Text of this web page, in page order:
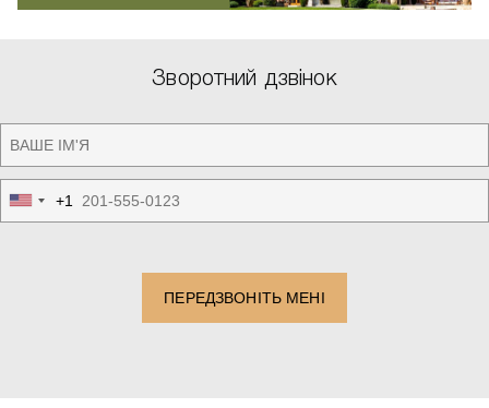
Зворотний дзвінок
United
States
+1
ПЕРЕДЗВОНІТЬ МЕНІ